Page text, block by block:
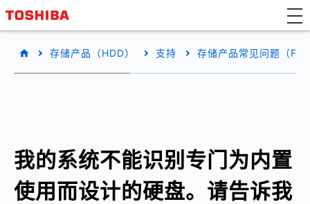
存储产品（HDD） 支持 存储产品常见问题（
我的系统不能识别专门为内置
使用而设计的硬盘。请告诉我